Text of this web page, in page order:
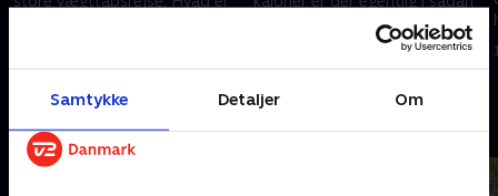
Samtykke Detaljer Om
Junglestien?
4. februar 2026 • 10 min
Andre så også